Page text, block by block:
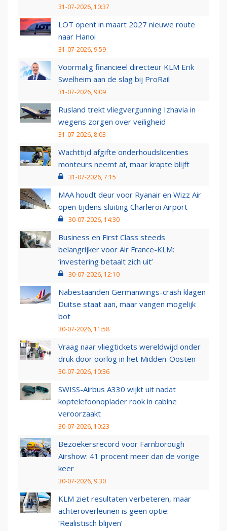
31-07-2026, 10:37
LOT opent in maart 2027 nieuwe route
naar Hanoi
31-07-2026, 9:59
Voormalig financieel directeur KLM Erik
Swelheim aan de slag bij ProRail
31-07-2026, 9:09
Rusland trekt vliegvergunning Izhavia in
wegens zorgen over veiligheid
31-07-2026, 8:03
Wachttijd afgifte onderhoudslicenties
monteurs neemt af, maar krapte blijft
31-07-2026, 7:15
MAA houdt deur voor Ryanair en Wizz Air
open tijdens sluiting Charleroi Airport
30-07-2026, 14:30
Business en First Class steeds
belangrijker voor Air France-KLM:
‘investering betaalt zich uit’
30-07-2026, 12:10
Nabestaanden Germanwings-crash klagen
Duitse staat aan, maar vangen mogelijk
bot
30-07-2026, 11:58
Vraag naar vliegtickets wereldwijd onder
druk door oorlog in het Midden-Oosten
30-07-2026, 10:36
SWISS-Airbus A330 wijkt uit nadat
koptelefoonoplader rook in cabine
veroorzaakt
30-07-2026, 10:23
Bezoekersrecord voor Farnborough
Airshow: 41 procent meer dan de vorige
keer
30-07-2026, 9:30
KLM ziet resultaten verbeteren, maar
achteroverleunen is geen optie:
‘Realistisch blijven’